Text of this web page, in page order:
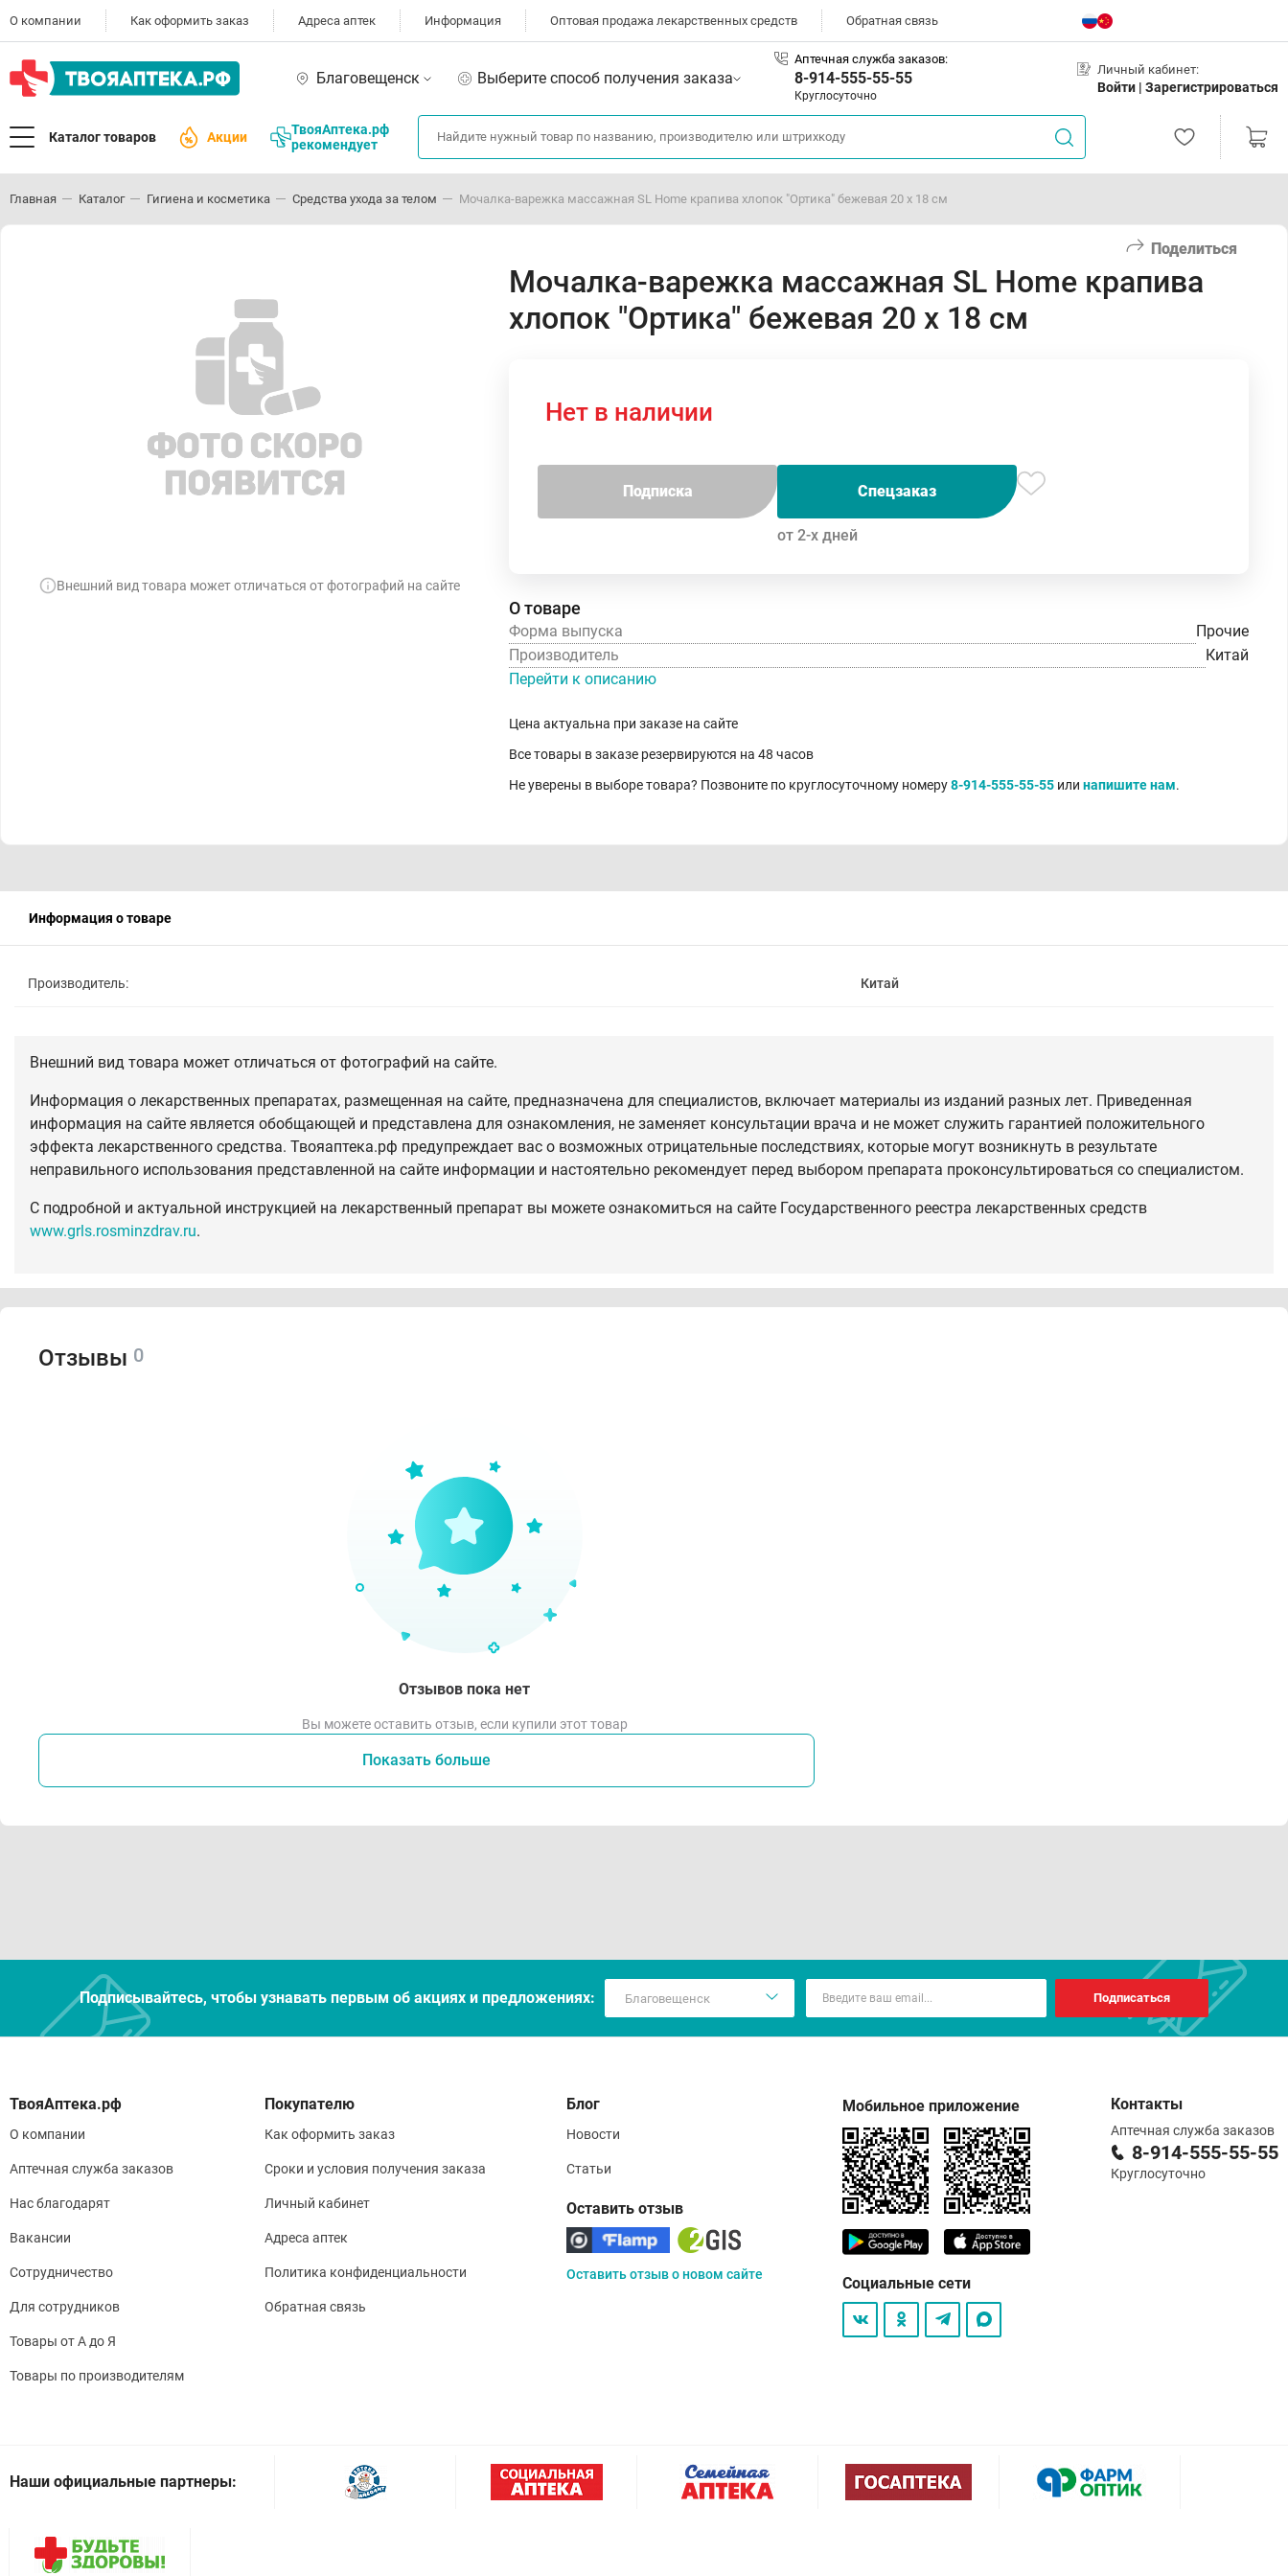
О компании Как оформить заказ Адреса аптек Информация Оптовая продажа лекарственных средств Обратная связь
Благовещенск Выберите способ получения заказа
Аптечная служба заказов:
8-914-555-55-55
Круглосуточно
Личный кабинет:
Войти | Зарегистрироваться
Каталог товаров Акции
ТвояАптека.рф
рекомендует
Главная Каталог Гигиена и косметика Средства ухода за телом Мочалка-варежка массажная SL Home крапива хлопок "Ортика" бежевая 20 х 18 см
Поделиться
Внешний вид товара может отличаться от фотографий на сайте
Мочалка-варежка массажная SL Home крапива
хлопок "Ортика" бежевая 20 х 18 см
Нет в наличии
Подписка Спецзаказ
от 2-х дней
О товаре
Форма выпуска
Прочие
Производитель
Китай
Перейти к описанию
Цена актуальна при заказе на сайте
Все товары в заказе резервируются на 48 часов
Не уверены в выборе товара? Позвоните по круглосуточному номеру8-914-555-55-55 или напишите нам.
Информация о товаре
Производитель: Китай
Внешний вид товара может отличаться от фотографий на сайте.
Информация о лекарственных препаратах, размещенная на сайте, предназначена для специалистов, включает материалы из изданий разных лет. Приведенная
информация на сайте является обобщающей и представлена для ознакомления, не заменяет консультации врача и не может служить гарантией положительного
эффекта лекарственного средства. Твояаптека.рф предупреждает вас о возможных отрицательные последствиях, которые могут возникнуть в результате
неправильного использования представленной на сайте информации и настоятельно рекомендует перед выбором препарата проконсультироваться со специалистом.
С подробной и актуальной инструкцией на лекарственный препарат вы можете ознакомиться на сайте Государственного реестра лекарственных средств
www.grls.rosminzdrav.ru.
Отзывы 0
Отзывов пока нет
Вы можете оставить отзыв, если купили этот товар
Показать больше
Подписывайтесь, чтобы узнавать первым об акцияx и предложениях: Подписаться
О компании
Аптечная служба заказов
Нас благодарят
Вакансии
Сотрудничество
Для сотрудников
Товары от А до Я
Товары по производителям
Покупателю
Как оформить заказ
Сроки и условия получения заказа
Личный кабинет
Адреса аптек
Политика конфиденциальности
Обратная связь
Блог
Новости
Статьи
Оставить отзыв
Оставить отзыв о новом сайте
Мобильное приложение
Социальные сети
Контакты
Аптечная служба заказов
8-914-555-55-55
Круглосуточно
Наши официальные партнеры: